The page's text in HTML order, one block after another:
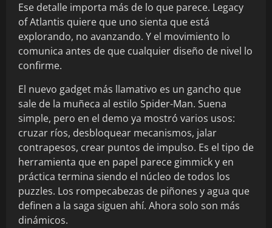
Ese detalle importa más de lo que parece. Legacy
of Atlantis quiere que uno sienta que está
explorando, no avanzando. Y el movimiento lo
comunica antes de que cualquier diseño de nivel lo
confirme.
El nuevo gadget más llamativo es un gancho que
sale de la muñeca al estilo Spider-Man. Suena
simple, pero en el demo ya mostró varios usos:
cruzar ríos, desbloquear mecanismos, jalar
contrapesos, crear puntos de impulso. Es el tipo de
herramienta que en papel parece gimmick y en
práctica termina siendo el núcleo de todos los
puzzles. Los rompecabezas de piñones y agua que
definen a la saga siguen ahí. Ahora solo son más
dinámicos.